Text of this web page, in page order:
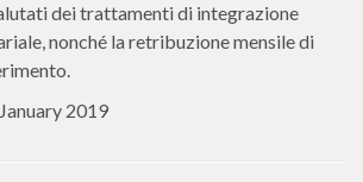
dei trattamenti di integrazione
nonché la retribuzione mensile di
2019